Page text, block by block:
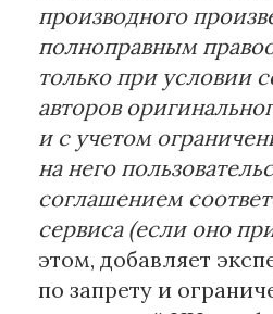
производного
полноправным
только при условии
авторов
и с учетом
на него
соглашением
сервиса (если оно
этом, добавляет
по запрету и